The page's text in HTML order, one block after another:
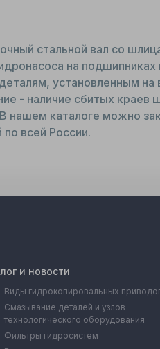
стальной вал со
на
установленным
- наличие сбитых
нашем каталоге можно
всей России.
и новости
Виды гидрокопировальных
Смазывание деталей и узлов
технологического оборудования
Фильтры гидросистем